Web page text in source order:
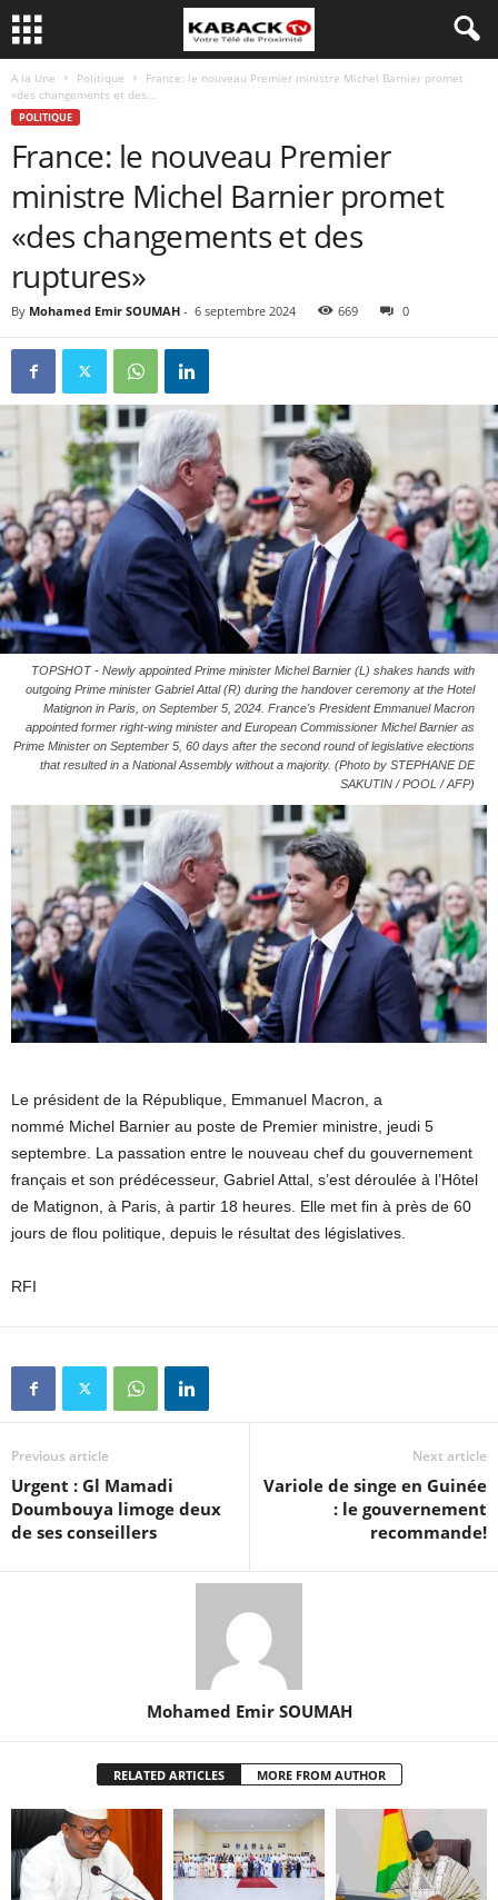
A la Une Politique
France: le nouveau Premier ministre Michel Barnier promet
«des changements et des...
POLITIQUE
France: le nouveau Premier
ministre Michel Barnier promet
«des changements et des
ruptures»
By Mohamed Emir SOUMAH - 6 septembre 2024 669 0
TOPSHOT - Newly appointed Prime minister Michel Barnier (L) shakes hands with
outgoing Prime minister Gabriel Attal (R) during the handover ceremony at the Hotel
Matignon in Paris, on September 5, 2024. France's President Emmanuel Macron
appointed former right-wing minister and European Commissioner Michel Barnier as
Prime Minister on September 5, 60 days after the second round of legislative elections
that resulted in a National Assembly without a majority. (Photo by STEPHANE DE
SAKUTIN / POOL / AFP)
Le président de la République, Emmanuel Macron, a
nommé Michel Barnier au poste de Premier ministre, jeudi 5
septembre. La passation entre le nouveau chef du gouvernement
français et son prédécesseur, Gabriel Attal, s’est déroulée à l’Hôtel
de Matignon, à Paris, à partir 18 heures. Elle met fin à près de 60
jours de flou politique, depuis le résultat des législatives.
RFI
Previous article
Urgent : Gl Mamadi
Doumbouya limoge deux
de ses conseillers
Next article
Variole de singe en Guinée
: le gouvernement
recommande!
Mohamed Emir SOUMAH
RELATED ARTICLES MORE FROM AUTHOR